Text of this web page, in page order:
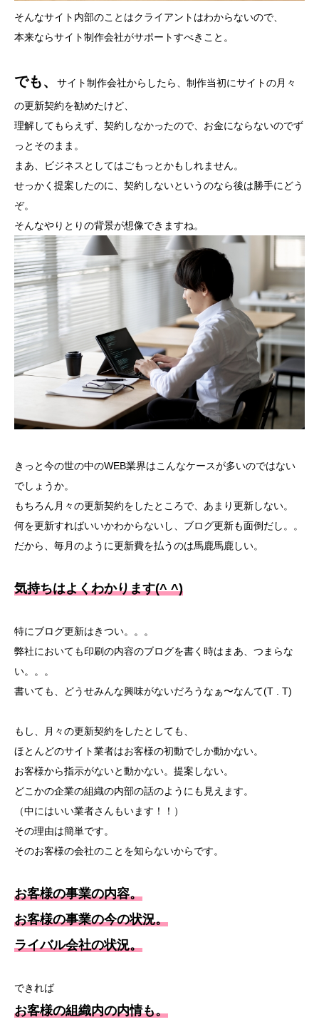
そんなサイト内部のことはクライアントはわからないので、
本来ならサイト制作会社がサポートすべきこと。
でも、
サイト制作会社からしたら、制作当初にサイトの月々
の更新契約を勧めたけど、
理解してもらえず、契約しなかったので、お金にならないのでず
っとそのまま。
まあ、ビジネスとしてはごもっとかもしれません。
せっかく提案したのに、契約しないというのなら後は勝手にどう
ぞ。
そんなやりとりの背景が想像できますね。
きっと今の世の中のWEB業界はこんなケースが多いのではない
でしょうか。
もちろん月々の更新契約をしたところで、あまり更新しない。
何を更新すればいいかわからないし、ブログ更新も面倒だし。。
だから、毎月のように更新費を払うのは馬鹿馬鹿しい。
気持ちはよくわかります(^ ^)
特にブログ更新はきつい。。。
弊社においても印刷の内容のブログを書く時はまあ、つまらな
い。。。
書いても、どうせみんな興味がないだろうなぁ〜なんて(T . T)
もし、月々の更新契約をしたとしても、
ほとんどのサイト業者はお客様の初動でしか動かない。
お客様から指示がないと動かない。提案しない。
どこかの企業の組織の内部の話のようにも見えます。
（中にはいい業者さんもいます！！）
その理由は簡単です。
そのお客様の会社のことを知らないからです。
お客様の事業の内容。
お客様の事業の今の状況。
ライバル会社の状況。
できれば
お客様の組織内の内情も。